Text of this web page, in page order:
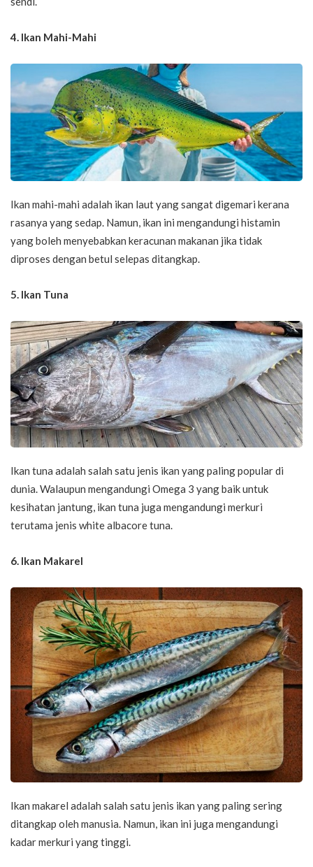
4. Ikan Mahi-Mahi
Ikan mahi-mahi adalah ikan laut yang sangat digemari kerana
rasanya yang sedap. Namun, ikan ini mengandungi histamin
yang boleh menyebabkan keracunan makanan jika tidak
diproses dengan betul selepas ditangkap.
5. Ikan Tuna
Ikan tuna adalah salah satu jenis ikan yang paling popular di
dunia. Walaupun mengandungi Omega 3 yang baik untuk
kesihatan jantung, ikan tuna juga mengandungi merkuri
terutama jenis white albacore tuna.
6. Ikan Makarel
Ikan makarel adalah salah satu jenis ikan yang paling sering
ditangkap oleh manusia. Namun, ikan ini juga mengandungi
kadar merkuri yang tinggi.